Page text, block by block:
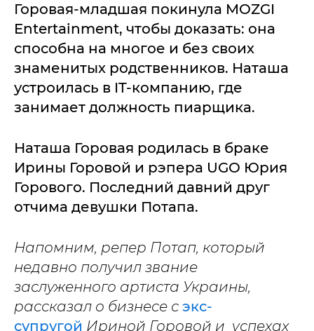
Горовая-младшая покинула MOZGI
Entertainment, чтобы доказать: она
способна на многое и без своих
знаменитых родственников. Наташа
устроилась в IT-компанию, где
занимает должность пиарщика.
Наташа Горовая родилась в браке
Ирины Горовой и рэпера UGO Юрия
Горового. Последний давний друг
отчима девушки Потапа.
Напомним, репер Потап, который
недавно получил звание
заслуженного артиста Украины,
рассказал о бизнесе с экс-
супругой Ириной Горовой и успехах